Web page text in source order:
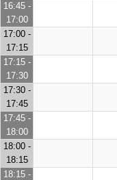
16:45 -
17:00
17:00 -
17:15
17:15 -
17:30
17:30 -
17:45
17:45 -
18:00
18:00 -
18:15
18:15 -